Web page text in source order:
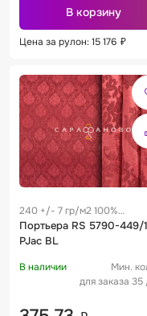
В корзину
Цена за рулон: 15 176 ₽
240 +/- 7 гр/м2 100%
полиэстер
Портьера RS 5790-449/145
PJac BL
В наличии
Мин.
для заказа 35